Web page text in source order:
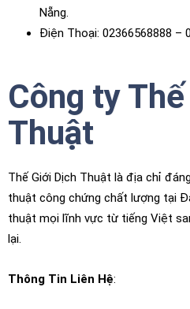
Nẵng.
Điện Thoại: 02366568888 –
Công ty
Thuật
Thế Giới Dịch Thuật là địa chỉ
thuật công chứng chất lượng tại
thuật mọi lĩnh vực từ tiếng Việt
lại.
Thông Tin Liên Hệ: